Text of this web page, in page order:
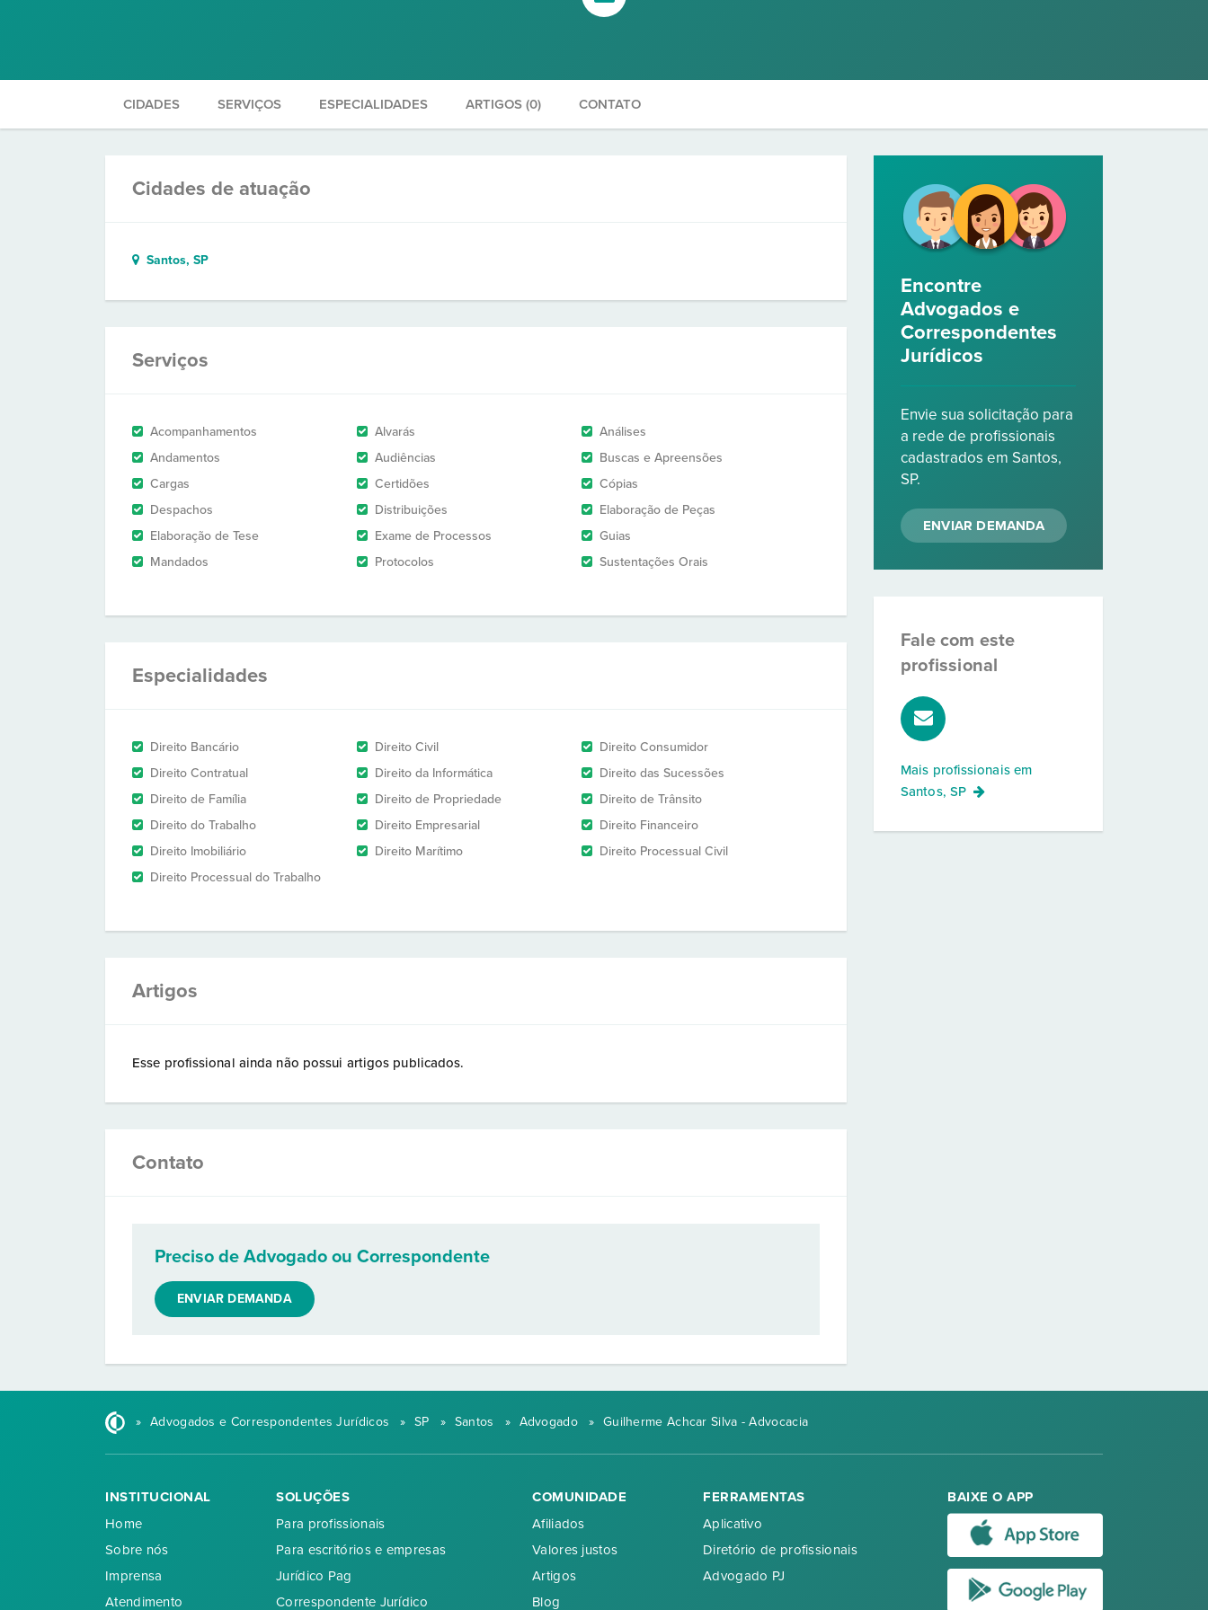
CIDADES SERVIÇOS ESPECIALIDADES ARTIGOS (0) CONTATO
Cidades de atuação
Santos, SP
Serviços
Acompanhamentos Alvarás
Análises
Andamentos
Audiências
Buscas e Apreensões
Cargas
Certidões
Cópias
Despachos
Distribuições
Elaboração de Peças
Elaboração de Tese
Exame de Processos
Guias
Mandados
Protocolos Sustentações Orais
Especialidades
Direito Bancário Direito Civil
Direito Consumidor
Direito Contratual
Direito da Informática
Direito das Sucessões
Direito de Família
Direito de Propriedade
Direito de Trânsito
Direito do Trabalho
Direito Empresarial
Direito Financeiro
Direito Imobiliário
Direito Marítimo
Direito Processual Civil
Direito Processual do Trabalho
Artigos
Esse profissional ainda não possui artigos publicados.
Contato
Preciso de Advogado ou Correspondente
ENVIAR DEMANDA
Encontre
Advogados e
Correspondentes
Jurídicos
Envie sua solicitação para
a rede de profissionais
cadastrados em Santos,
SP.
ENVIAR DEMANDA
Fale com este
profissional
Mais profissionais em
Santos, SP
» Advogados e Correspondentes Jurídicos » SP » Santos » Advogado » Guilherme Achcar Silva - Advocacia
INSTITUCIONAL
Home
Sobre nós
Imprensa
Atendimento
SOLUÇÕES
Para profissionais
Para escritórios e empresas
Jurídico Pag
Correspondente Jurídico
COMUNIDADE
Afiliados
Valores justos
Artigos
Blog
FERRAMENTAS
Aplicativo
Diretório de profissionais
Advogado PJ
BAIXE O APP